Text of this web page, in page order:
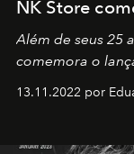
NK Store
Além de seus 25
comemora o
13.11.2022 por